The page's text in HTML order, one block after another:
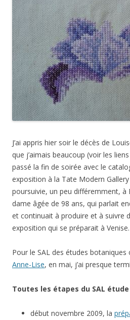
J’ai appris hier soir le décès de
que j’aimais beaucoup (voir les
passé la fin de soirée avec le
exposition à la Tate Modern
poursuivie, un peu différemment, à
dame âgée de 98 ans, qui parlait
et continuait à produire et à suivre
exposition qui se préparait à
Pour le SAL des études botaniques
Anne-Lise, en mai, j’ai presque
Toutes les étapes du SAL
début novembre 2009, la